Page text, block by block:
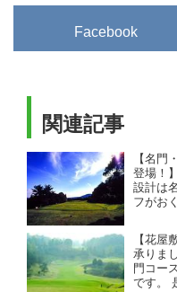
Facebook
関連記事
【名門
登場！
設計は
フがお
スが充
【花屋
承りま
門コー
です。